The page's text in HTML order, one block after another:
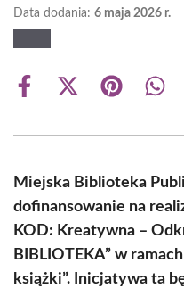
Data dodania: 6 maja 2026 r.
Share
Share
(Twitter)
Share
Miejska Biblioteka
dofinansowanie na
KOD: Kreatywna –
BIBLIOTEKA” w
książki”. Inicjatywa ta